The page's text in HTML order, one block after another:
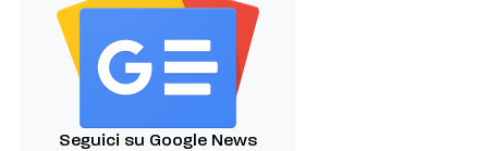
Seguici su Google News